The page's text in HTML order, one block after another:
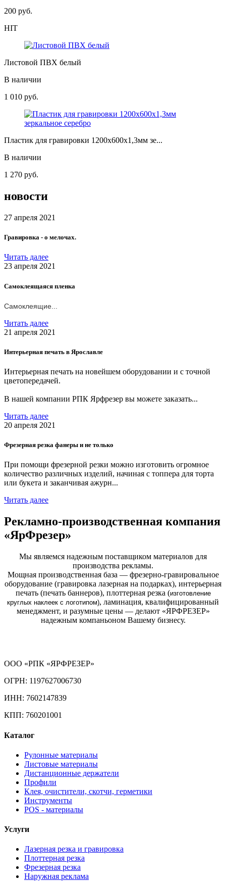
200 руб.
HIT
Листовой ПВХ белый
В наличии
1 010 руб.
Пластик для гравировки 1200х600х1,3мм зе...
В наличии
1 270 руб.
новости
27 апреля 2021
Гравировка - о мелочах.
Читать далее
23 апреля 2021
Самоклеящаяся пленка
Самоклеящие...
Читать далее
21 апреля 2021
Интерьерная печать в Ярославле
Интерьерная печать на новейшем оборудовании и с точной
цветопередачей.
В нашей компании РПК Ярфрезер вы можете заказать...
Читать далее
20 апреля 2021
Фрезерная резка фанеры и не только
При помощи фрезерной резки можно изготовить огромное
количество различных изделий, начиная с топпера для торта
или букета и заканчивая ажурн...
Читать далее
Рекламно-производственная компания
«ЯрФрезер»
Мы являемся надежным поставщиком материалов для
производства рекламы.
Мощная производственная база — фрезерно-гравировальное
оборудование (гравировка лазерная на подарках), интерьерная
печать (печать баннеров), плоттерная резка (изготовление
круглых наклеек с логотипом), ламинация, квалифицированный
менеджмент, и разумные цены — делают «ЯРФРЕЗЕР»
надежным компаньоном Вашему бизнесу.
ООО «РПК «ЯРФРЕЗЕР»
ОГРН: 1197627006730
ИНН: 7602147839
КПП: 760201001
Каталог
Рулонные материалы
Листовые материалы
Дистанционные держатели
Профили
Клея, очистители, скотчи, герметики
Инструменты
POS - материалы
Услуги
Лазерная резка и гравировка
Плоттерная резка
Фрезерная резка
Наружная реклама